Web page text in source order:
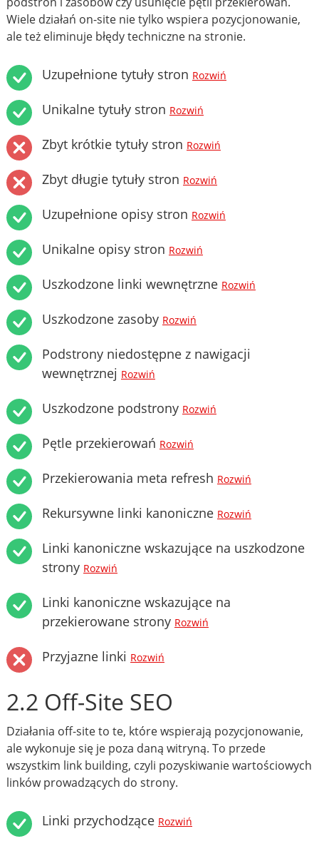
Wiele działań on-site nie tylko wspiera pozycjonowanie,
ale też eliminuje błędy techniczne na stronie.
Uzupełnione tytuły stron Rozwiń
Unikalne tytuły stron Rozwiń
Zbyt krótkie tytuły stron Rozwiń
Zbyt długie tytuły stron Rozwiń
Uzupełnione opisy stron Rozwiń
Unikalne opisy stron Rozwiń
Uszkodzone linki wewnętrzne Rozwiń
Uszkodzone zasoby Rozwiń
Podstrony niedostępne z nawigacji
wewnętrznej Rozwiń
Uszkodzone podstrony Rozwiń
Pętle przekierowań Rozwiń
Przekierowania meta refresh Rozwiń
Rekursywne linki kanoniczne Rozwiń
Linki kanoniczne wskazujące na uszkodzone
strony Rozwiń
Linki kanoniczne wskazujące na
przekierowane strony Rozwiń
Przyjazne linki Rozwiń
2.2 Off-Site SEO
Działania off-site to te, które wspierają pozycjonowanie,
ale wykonuje się je poza daną witryną. To przede
wszystkim link building, czyli pozyskiwanie wartościowych
linków prowadzących do strony.
Linki przychodzące Rozwiń